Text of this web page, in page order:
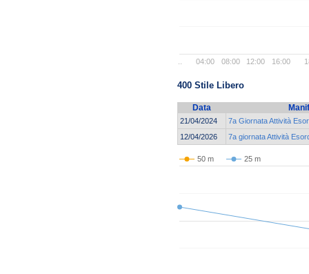
04:00 08:00 12:00 16:00
400 Stile Libero
Data
21/04/2024
7a Giornata Attività
12/04/2026
7a giornata Attività
50 m 25 m